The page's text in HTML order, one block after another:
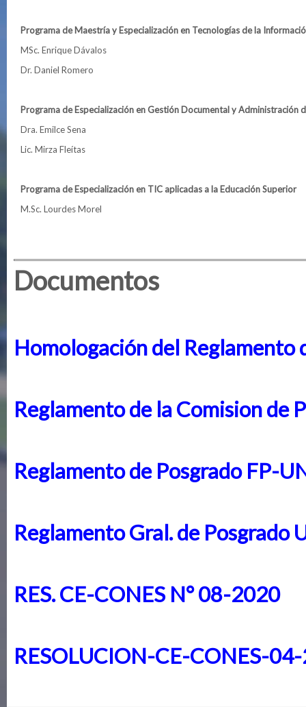
Programa de Maestría y Especialización en Tecnologías de la
MSc. Enrique Dávalos
Dr. Daniel Romero
Programa de Especialización en Gestión Documental y Administración
Dra. Emilce Sena
Lic. Mirza Fleítas
Programa de Especialización en TIC aplicadas a la Educación Superior
M.Sc. Lourdes Morel
Documentos
Homologación del
Reglamento de la Comision de
Reglamento de Posgrado FP-
Reglamento Gral. de Posgrado
RES. CE-CONES N° 08-2020
RESOLUCION-CE-CONES-